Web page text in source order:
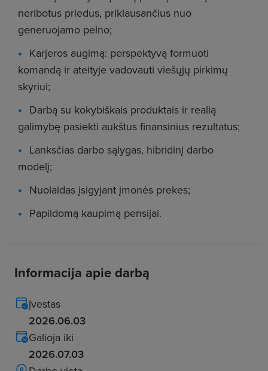
neribotus priedus, priklausančius nuo
generuojamo pelno;
Karjeros augimą: perspektyvą formuoti
komandą ir ateityje vadovauti viešųjų pirkimų
skyriui;
Darbą su kokybiškais produktais ir realią
galimybę pasiekti aukštus finansinius rezultatus;
Lanksčias darbo sąlygas, hibridinį darbo
modelį;
Nuolaidas įsigyjant įmonės prekes;
Papildomą kaupimą pensijai.
Informacija apie darbą
Įvestas
2026.06.03
Galioja iki
2026.07.03